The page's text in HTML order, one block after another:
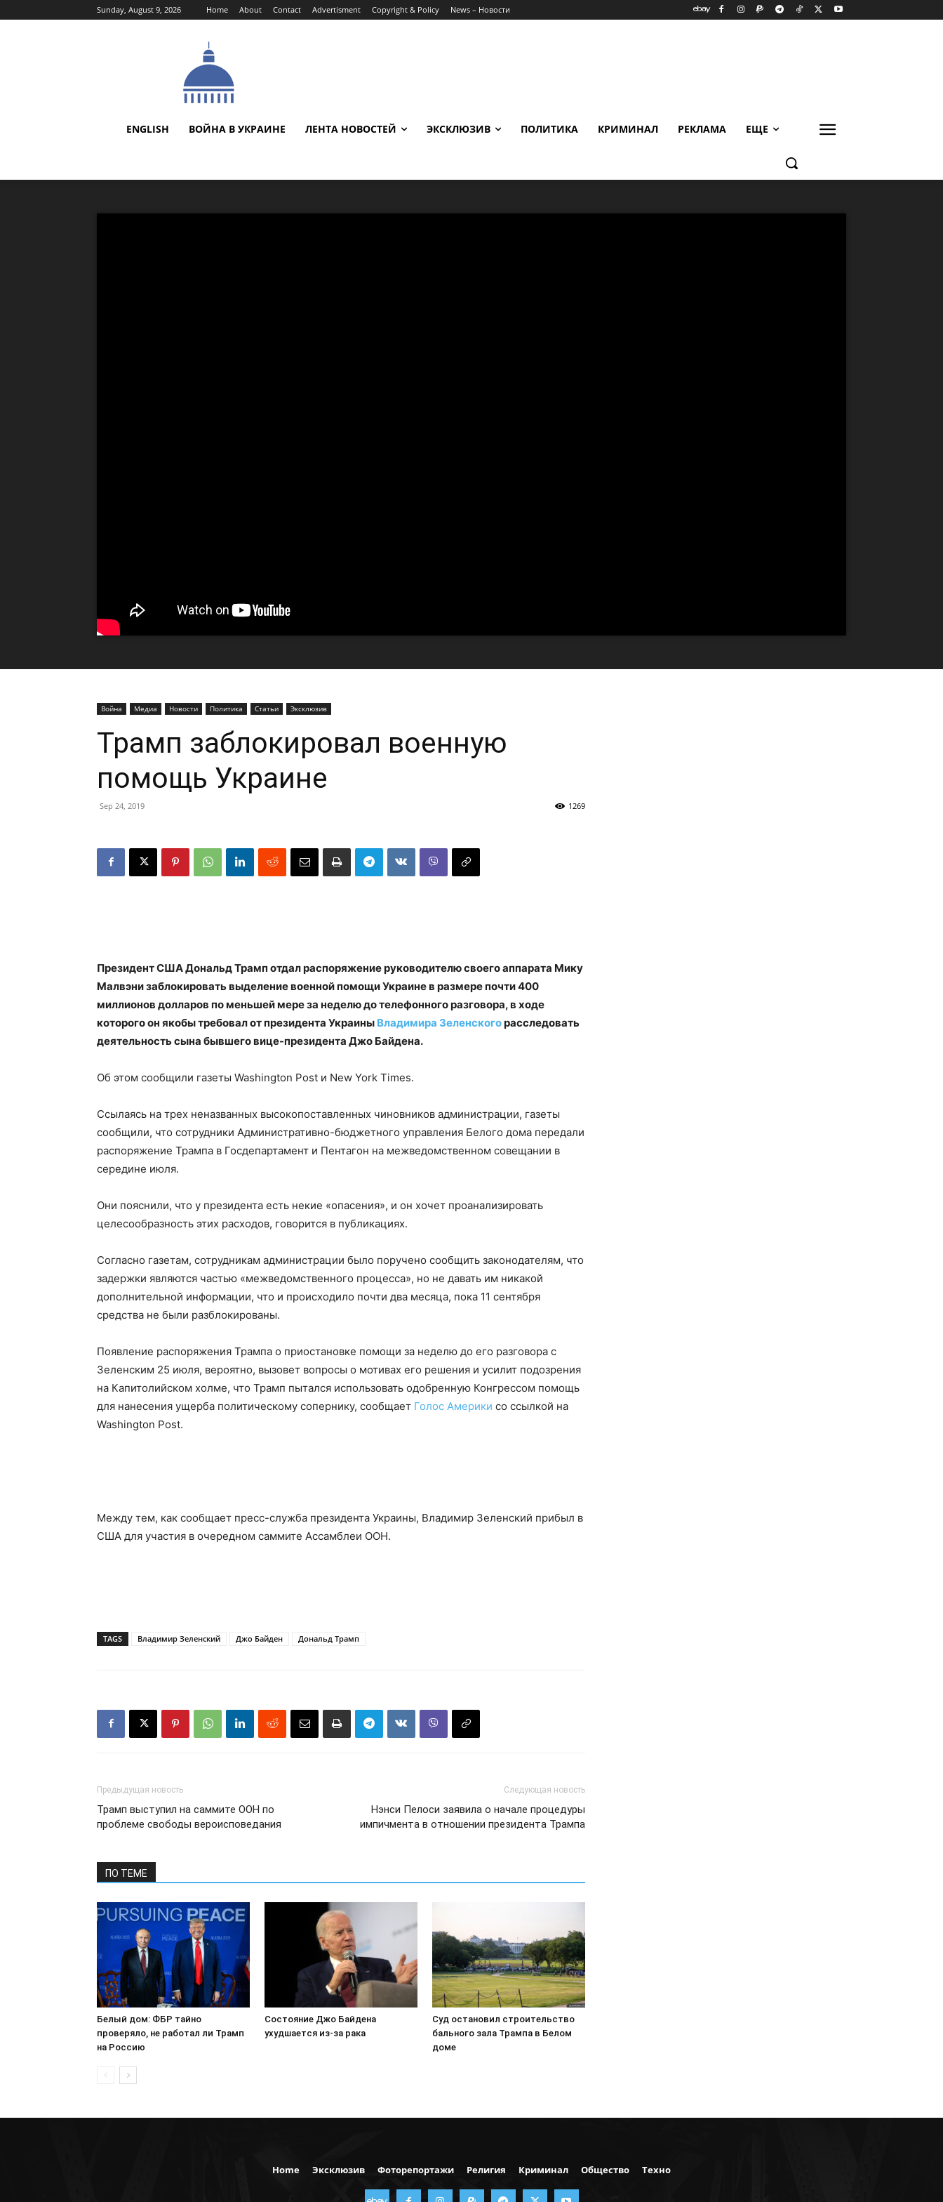
Sunday, August 9, 2026 Home About Contact Advertisment Copyright & Policy News – Новости
ENGLISH ВОЙНА В УКРАИНЕ ЛЕНТА НОВОСТЕЙ ЭКСКЛЮЗИВ ПОЛИТИКА КРИМИНАЛ РЕКЛАМА ЕЩЕ
Война Медиа Новости Политика Статьи Эксклюзив
Трамп заблокировал военную
помощь Украине
Sep 24, 2019 1269
Президент США Дональд Трамп отдал распоряжение руководителю своего аппарата Мику
Малвэни заблокировать выделение военной помощи Украине в размере почти 400
миллионов долларов по меньшей мере за неделю до телефонного разговора, в ходе
которого он якобы требовал от президента Украины Владимира Зеленскогорасследовать
деятельность сына бывшего вице-президента Джо Байдена.
Об этом сообщили газеты Washington Post и New York Times.
Ссылаясь на трех неназванных высокопоставленных чиновников администрации, газеты
сообщили, что сотрудники Административно-бюджетного управления Белого дома передали
распоряжение Трампа в Госдепартамент и Пентагон на межведомственном совещании в
середине июля.
Они пояснили, что у президента есть некие «опасения», и он хочет проанализировать
целесообразность этих расходов, говорится в публикациях.
Согласно газетам, сотрудникам администрации было поручено сообщить законодателям, что
задержки являются частью «межведомственного процесса», но не давать им никакой
дополнительной информации, что и происходило почти два месяца, пока 11 сентября
средства не были разблокированы.
Появление распоряжения Трампа о приостановке помощи за неделю до его разговора с
Зеленским 25 июля, вероятно, вызовет вопросы о мотивах его решения и усилит подозрения
на Капитолийском холме, что Трамп пытался использовать одобренную Конгрессом помощь
для нанесения ущерба политическому сопернику, сообщает Голос Америки со ссылкой на
Washington Post.
Между тем, как сообщает пресс-служба президента Украины, Владимир Зеленский прибыл в
США для участия в очередном саммите Ассамблеи ООН.
TAGS Владимир Зеленский Джо Байден Дональд Трамп
Предыдущая новость
Трамп выступил на саммите ООН по
проблеме свободы вероисповедания
Следующая новость
Нэнси Пелоси заявила о начале процедуры
импичмента в отношении президента Трампа
ПО ТЕМЕ
Белый дом: ФБР тайно
проверяло, не работал ли Трамп
на Россию
Состояние Джо Байдена
ухудшается из-за рака
Суд остановил строительство
бального зала Трампа в Белом
доме
Home Эксклюзив Фоторепортажи Религия Криминал Общество Техно